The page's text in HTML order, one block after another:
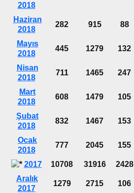
2018
Haziran
2018
282 915 88
Mayıs
2018
445 1279 132
Nisan
2018
711 1465 247
Mart
2018
608 1479 105
Şubat
2018
832 1467 153
Ocak
2018
777 2045 155
2017 10708 31916 2428
Aralık
2017
1279 2715 106